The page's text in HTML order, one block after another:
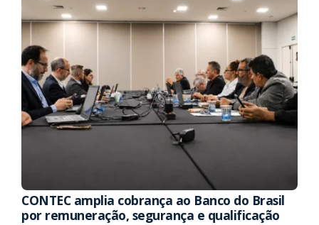
CONTEC amplia cobrança ao Banco do Brasil
por remuneração, segurança e qualificação